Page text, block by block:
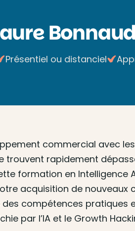
Bonnaud
Présentiel ou distanciel
commercial avec
trouvent rapidement
formation en
acquisition de nouveaux
compétences pratiques
par l’IA et le Growth